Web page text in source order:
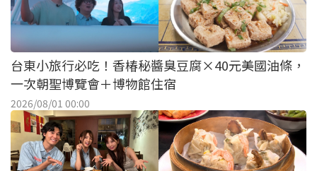
台東小旅行必吃！香椿秘醬臭豆腐×40元美國油條，
一次朝聖博覽會＋博物館住宿
2026/08/01 00:00